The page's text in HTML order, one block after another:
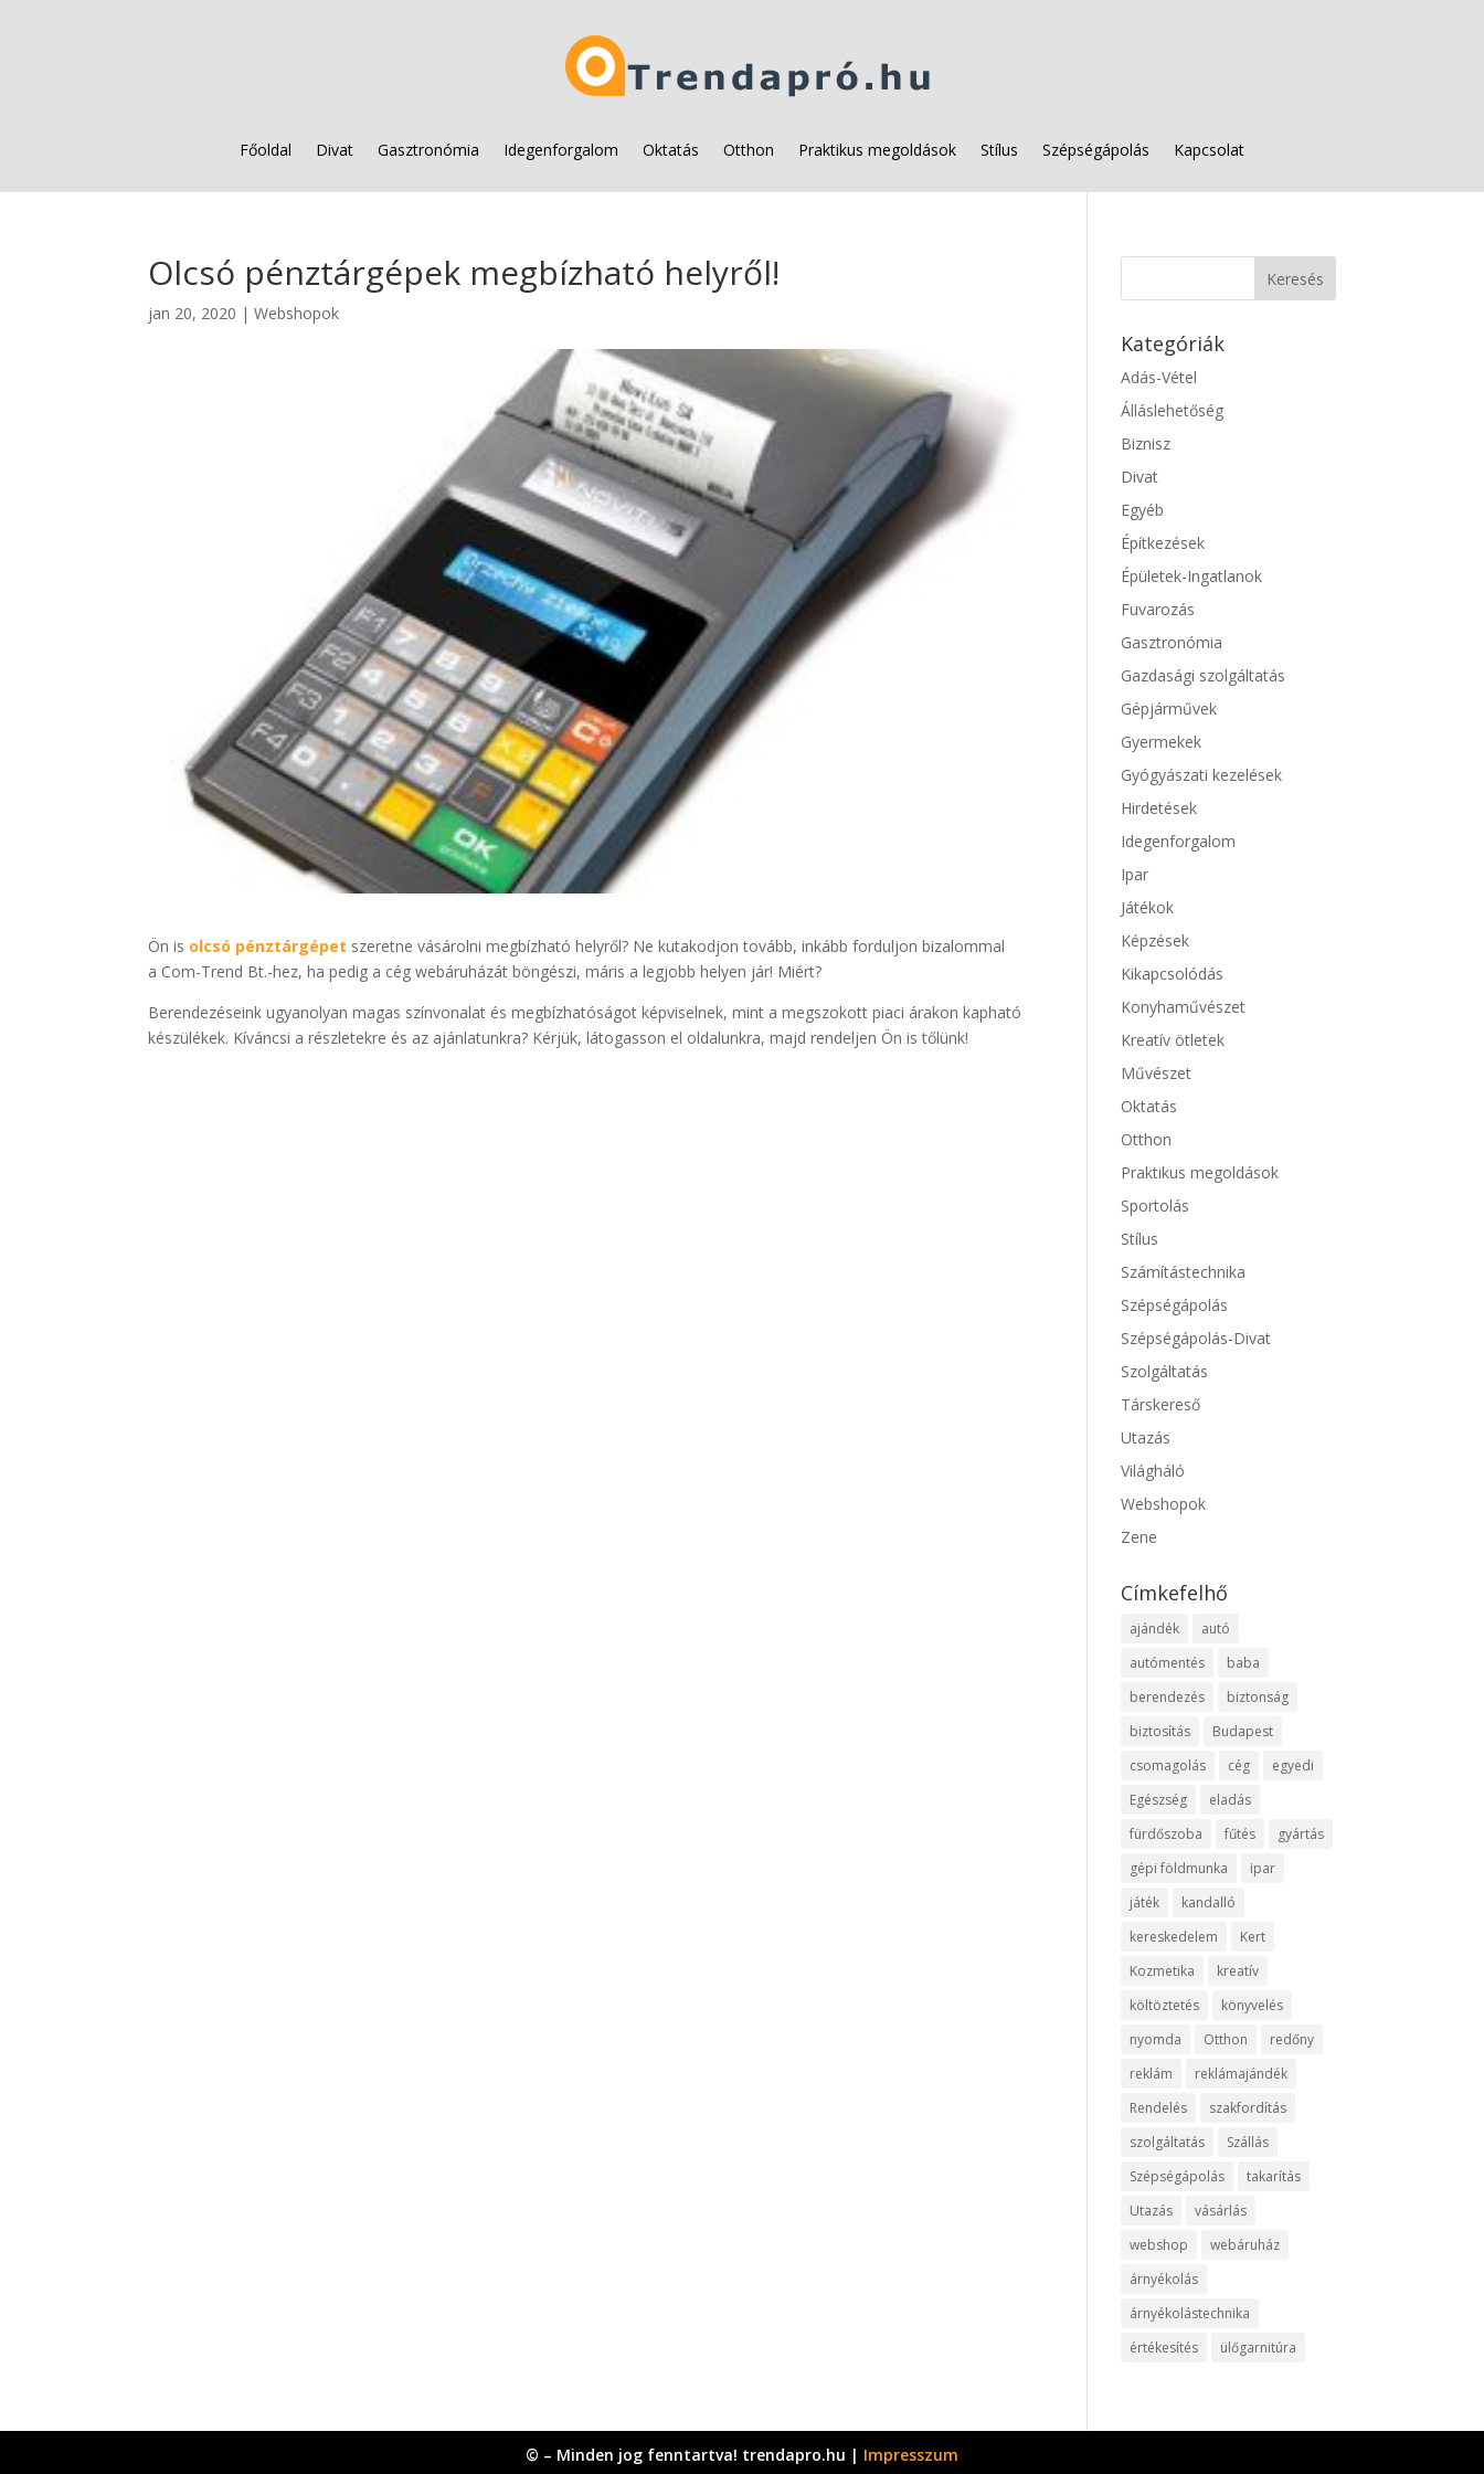
Főoldal Divat Gasztronómia Idegenforgalom Oktatás Otthon Praktikus megoldások Stílus Szépségápolás Kapcsolat
Olcsó pénztárgépek megbízható helyről!
jan 20, 2020 |Webshopok
Ön is olcsó pénztárgépet szeretne vásárolni megbízható helyről? Ne kutakodjon tovább, inkább forduljon bizalommal
a Com-Trend Bt.-hez, ha pedig a cég webáruházát böngészi, máris a legjobb helyen jár! Miért?
Berendezéseink ugyanolyan magas színvonalat és megbízhatóságot képviselnek, mint a megszokott piaci árakon kapható
készülékek. Kíváncsi a részletekre és az ajánlatunkra? Kérjük, látogasson el oldalunkra, majd rendeljen Ön is tőlünk!
Kategóriák
Adás-Vétel
Álláslehetőség
Biznisz
Divat
Egyéb
Építkezések
Épületek-Ingatlanok
Fuvarozás
Gasztronómia
Gazdasági szolgáltatás
Gépjárművek
Gyermekek
Gyógyászati kezelések
Hirdetések
Idegenforgalom
Ipar
Játékok
Képzések
Kikapcsolódás
Konyhaművészet
Kreatív ötletek
Művészet
Oktatás
Otthon
Praktikus megoldások
Sportolás
Stílus
Számítástechnika
Szépségápolás
Szépségápolás-Divat
Szolgáltatás
Társkereső
Utazás
Világháló
Webshopok
Zene
Címkefelhő
ajándék
autó
autómentés
baba
berendezés
biztonság
biztosítás
Budapest
csomagolás
cég
egyedi
Egészség
eladás
fürdőszoba
fűtés
gyártás
gépi földmunka
ipar
játék
kandalló
kereskedelem
Kert
Kozmetika
kreatív
költöztetés
könyvelés
nyomda
Otthon
redőny
reklám
reklámajándék
Rendelés
szakfordítás
szolgáltatás
Szállás
Szépségápolás
takarítás
Utazás
vásárlás
webshop
webáruház
árnyékolás
árnyékolástechnika
értékesítés
ülőgarnitúra
© – Minden jog fenntartva! trendapro.hu | Impresszum